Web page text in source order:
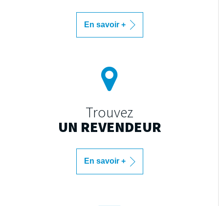
En savoir +
Trouvez
UN REVENDEUR
En savoir +